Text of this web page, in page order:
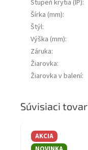
Stupeň krytia (IP):
Šírka (mm):
Štýl:
Výška (mm):
Záruka:
Žiarovka:
Žiarovka v balení:
Súvisiaci tovar
AKCIA